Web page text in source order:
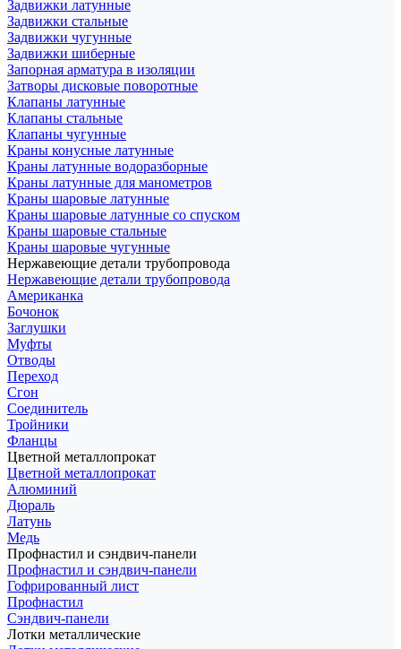
Задвижки латунные
Задвижки стальные
Задвижки чугунные
Задвижки шиберные
Запорная арматура в изоляции
Затворы дисковые поворотные
Клапаны латунные
Клапаны стальные
Клапаны чугунные
Краны конусные латунные
Краны латунные водоразборные
Краны латунные для манометров
Краны шаровые латунные
Краны шаровые латунные со спуском
Краны шаровые стальные
Краны шаровые чугунные
Нержавеющие детали трубопровода
Нержавеющие детали трубопровода
Американка
Бочонок
Заглушки
Муфты
Отводы
Переход
Сгон
Соединитель
Тройники
Фланцы
Цветной металлопрокат
Цветной металлопрокат
Алюминий
Дюраль
Латунь
Медь
Профнастил и сэндвич-панели
Профнастил и сэндвич-панели
Гофрированный лист
Профнастил
Сэндвич-панели
Лотки металлические